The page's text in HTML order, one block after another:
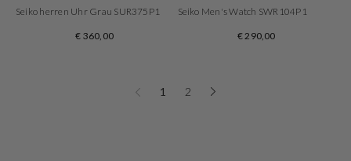
Seiko herren Uhr Grau SUR375P1
€ 360,00
Seiko Men's Watch SWR104P1
€ 290,00
1 2